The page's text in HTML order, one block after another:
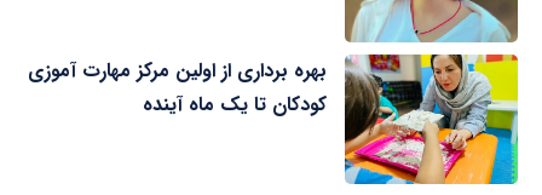
بهره برداری از اولین مرکز مهارت آموزی
کودکان تا یک ماه آینده